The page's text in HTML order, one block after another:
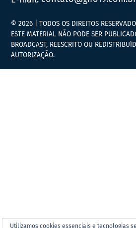
Utilizamos cookies essenciais e tecnologias
© 2026 | TODOS OS DIREITOS
ESTE MATERIAL NÃO PODE SER
BROADCAST, REESCRITO OU
AUTORIZAÇÃO.